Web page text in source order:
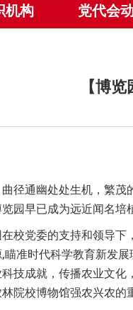
机构 党代会
【博
径通幽处处生机，繁
园早已成为远近闻名培
校党委的支持和领导
准时代科学教育新发
技成就，传播农业文
院校博物馆强农兴农的